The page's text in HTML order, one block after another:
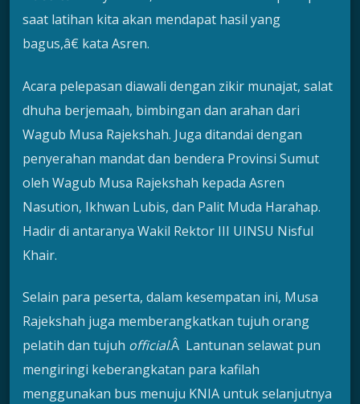
saat latihan kita akan mendapat hasil yang
bagus,â€ kata Asren.
Acara pelepasan diawali dengan zikir munajat, salat
dhuha berjemaah, bimbingan dan arahan dari
Wagub Musa Rajekshah. Juga ditandai dengan
penyerahan mandat dan bendera Provinsi Sumut
oleh Wagub Musa Rajekshah kepada Asren
Nasution, Ikhwan Lubis, dan Palit Muda Harahap.
Hadir di antaranya Wakil Rektor III UINSU Nisful
Khair.
Selain para peserta, dalam kesempatan ini, Musa
Rajekshah juga memberangkatkan tujuh orang
pelatih dan tujuh official.Â Lantunan selawat pun
mengiringi keberangkatan para kafilah
menggunakan bus menuju KNIA untuk selanjutnya